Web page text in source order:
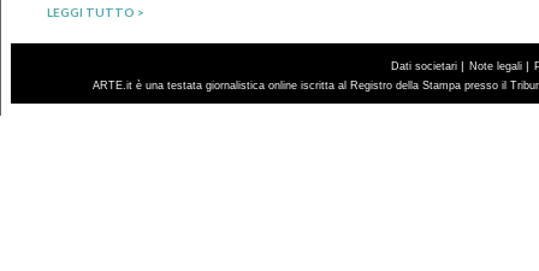
LEGGI TUTTO >
Dati societari | Note legali |
ARTE.it è una testata giornalistica online iscritta al Registro della Stampa presso il